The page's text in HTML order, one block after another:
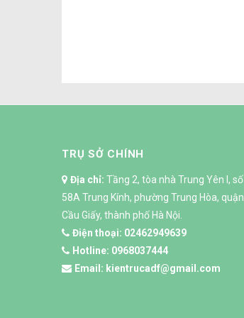
TRỤ SỞ CHÍNH
Địa chỉ: Tầng 2, tòa nhà Trung Yên I, số
58A Trung Kính, phường Trung Hòa, quận
Cầu Giấy, thành phố Hà Nội.
Điện thoại: 02462949639
Hotline: 0968037444
Email: kientrucadf@gmail.com